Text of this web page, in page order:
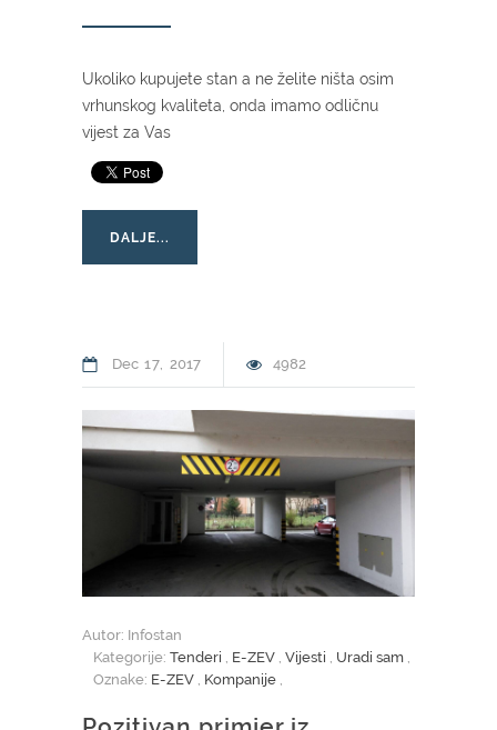
Ukoliko kupujete stan a ne želite ništa osim
vrhunskog kvaliteta, onda imamo odličnu
vijest za Vas
DALJE...
Dec 17 2017 4982
Autor: Infostan
Kategorije: Tenderi , E-ZEV , Vijesti , Uradi sam ,
Oznake: E-ZEV , Kompanije ,